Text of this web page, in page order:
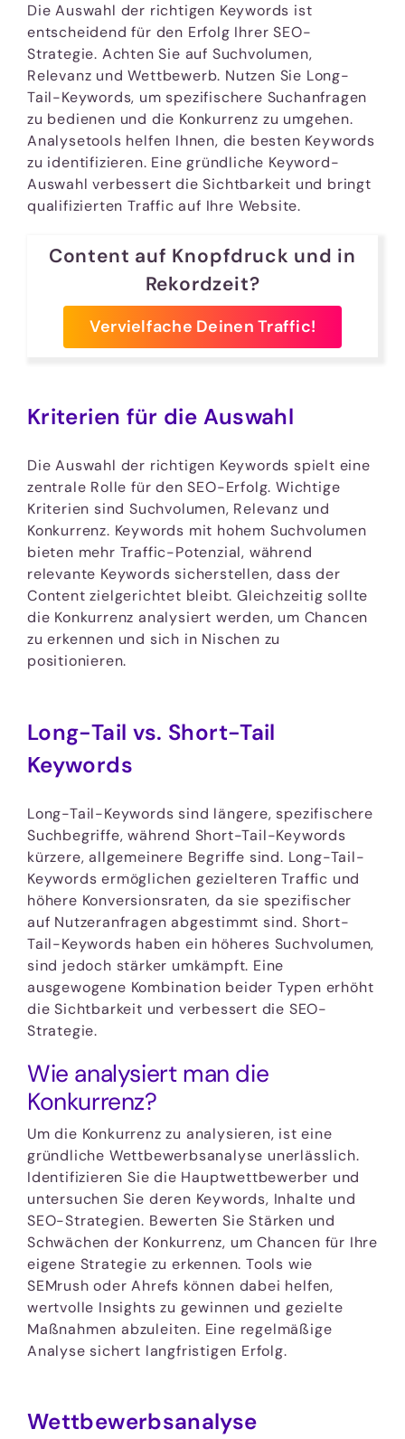
Die Auswahl der richtigen Keywords ist
entscheidend für den Erfolg Ihrer SEO-
Strategie. Achten Sie auf Suchvolumen,
Relevanz und Wettbewerb. Nutzen Sie Long-
Tail-Keywords, um spezifischere Suchanfragen
zu bedienen und die Konkurrenz zu umgehen.
Analysetools helfen Ihnen, die besten Keywords
zu identifizieren. Eine gründliche Keyword-
Auswahl verbessert die Sichtbarkeit und bringt
qualifizierten Traffic auf Ihre Website.
Content auf Knopfdruck und in
Rekordzeit?
Vervielfache Deinen Traffic!
Kriterien für die Auswahl
Die Auswahl der richtigen Keywords spielt eine
zentrale Rolle für den SEO-Erfolg. Wichtige
Kriterien sind Suchvolumen, Relevanz und
Konkurrenz. Keywords mit hohem Suchvolumen
bieten mehr Traffic-Potenzial, während
relevante Keywords sicherstellen, dass der
Content zielgerichtet bleibt. Gleichzeitig sollte
die Konkurrenz analysiert werden, um Chancen
zu erkennen und sich in Nischen zu
positionieren.
Long-Tail vs. Short-Tail
Keywords
Long-Tail-Keywords sind längere, spezifischere
Suchbegriffe, während Short-Tail-Keywords
kürzere, allgemeinere Begriffe sind. Long-Tail-
Keywords ermöglichen gezielteren Traffic und
höhere Konversionsraten, da sie spezifischer
auf Nutzeranfragen abgestimmt sind. Short-
Tail-Keywords haben ein höheres Suchvolumen,
sind jedoch stärker umkämpft. Eine
ausgewogene Kombination beider Typen erhöht
die Sichtbarkeit und verbessert die SEO-
Strategie.
Wie analysiert man die
Konkurrenz?
Um die Konkurrenz zu analysieren, ist eine
gründliche Wettbewerbsanalyse unerlässlich.
Identifizieren Sie die Hauptwettbewerber und
untersuchen Sie deren Keywords, Inhalte und
SEO-Strategien. Bewerten Sie Stärken und
Schwächen der Konkurrenz, um Chancen für Ihre
eigene Strategie zu erkennen. Tools wie
SEMrush oder Ahrefs können dabei helfen,
wertvolle Insights zu gewinnen und gezielte
Maßnahmen abzuleiten. Eine regelmäßige
Analyse sichert langfristigen Erfolg.
Wettbewerbsanalyse